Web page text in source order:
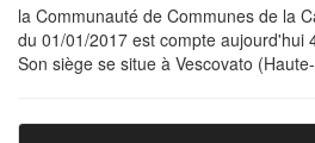
la Communauté de Communes de la
du 01/01/2017 est compte aujourd'hui
Son siège se situe à Vescovato